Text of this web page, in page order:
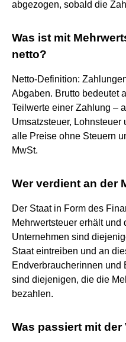
abgezogen, sobald die
Was ist mit
netto?
Netto-Definition:
Abgaben. Brutto bedeutet
Teilwerte einer Zahlung –
Umsatzsteuer, Lohnsteuer
alle Preise ohne Steuern
MwSt.
Wer verdient an der
Der Staat in Form des
Mehrwertsteuer erhält und
Unternehmen sind
Staat eintreiben und an
Endverbraucherinnen
sind diejenigen, die die
bezahlen.
Was passiert mit der